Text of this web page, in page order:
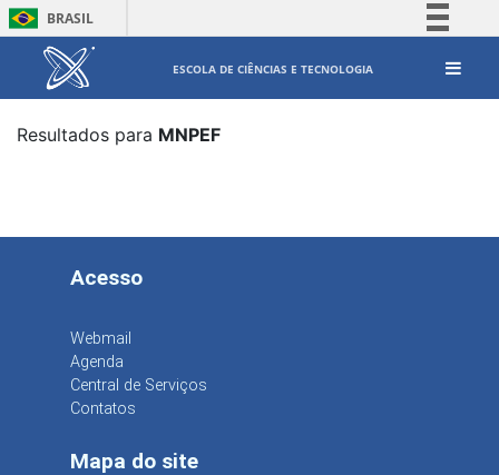
BRASIL
ESCOLA DE CIÊNCIAS E TECNOLOGIA
Resultados para MNPEF
Acesso
Webmail
Agenda
Central de Serviços
Contatos
Mapa do site